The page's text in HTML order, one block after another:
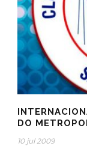
DO
10 jul 2009